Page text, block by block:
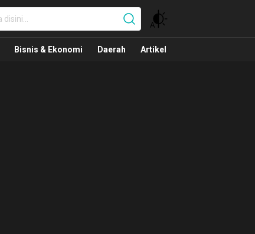
Bisnis & Ekonomi Daerah Artikel